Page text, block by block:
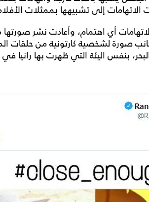
إلى تشبيهها بممثلات الأفلام
أي اهتمام، وأعادت نشر
صورة لشخصية كارتونية من حلقات
بنفس اليئة التي ظهرت بها رانيا